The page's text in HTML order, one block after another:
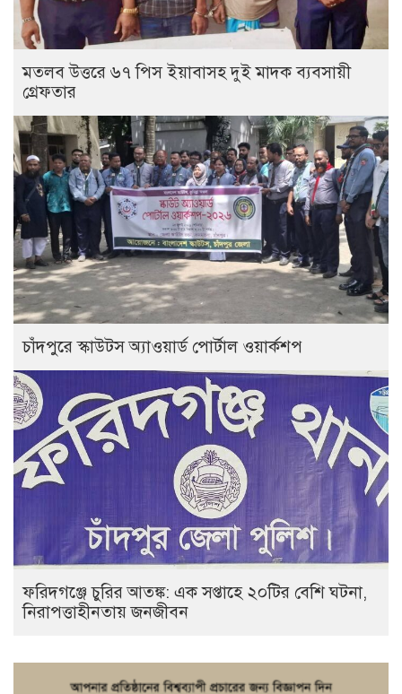
মতলব উত্তরে ৬৭ পিস ইয়াবাসহ দুই মাদক ব্যবসায়ী
গ্রেফতার
চাঁদপুরে স্কাউটস অ্যাওয়ার্ড পোর্টাল ওয়ার্কশপ
ফরিদগঞ্জে চুরির আতঙ্ক: এক সপ্তাহে ২০টির বেশি ঘটনা,
নিরাপত্তাহীনতায় জনজীবন